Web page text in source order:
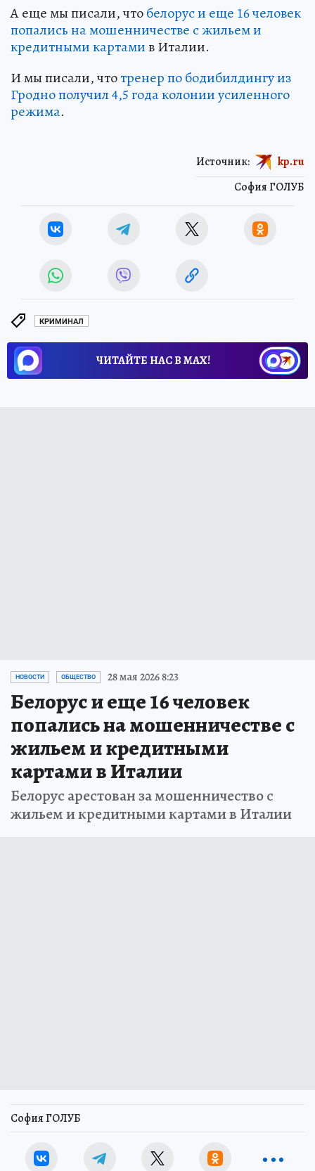
А еще мы писали, чтобелорус и еще 16 человек
попались на мошенничестве с жильем и
кредитными картамив Италии.
И мы писали, чтотренер по бодибилдингу из
Гродно получил 4,5 года колонии усиленного
режима.
София ГОЛУБ
Источник: kp.ru
КРИМИНАЛ
ЧИТАЙТЕ НАС В МАХ!
НОВОСТИ ОБЩЕСТВО 28 мая 2026 8:23
Белорус и еще 16 человек
попались на мошенничестве с
жильем и кредитными
картами в Италии
Белорус арестован за мошенничество с
жильем и кредитными картами в Италии
София ГОЛУБ